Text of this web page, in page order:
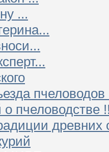
...
о пчеловодстве
древних